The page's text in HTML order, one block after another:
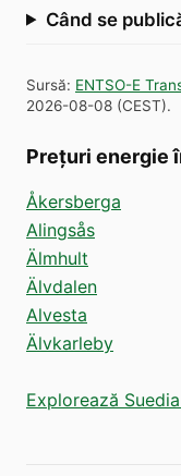
Când se
Sursă: ENTSO-E
2026-08-08 (CEST).
Prețuri energie
Åkersberga
Alingsås
Älmhult
Älvdalen
Alvesta
Älvkarleby
Explorează